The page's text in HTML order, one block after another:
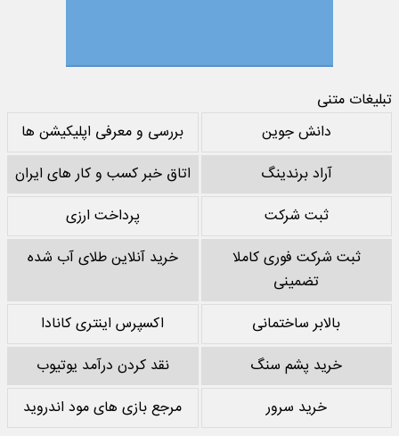
تبلیغات متنی
دانش جوین
بررسی و معرفی اپلیکیشن ها
آراد برندینگ
اتاق خبر کسب و کار های ایران
ثبت شرکت
پرداخت ارزی
ثبت شرکت فوری کاملا
تضمینی
خرید آنلاین طلای آب شده
بالابر ساختمانی
اکسپرس اینتری کانادا
خرید پشم سنگ
نقد کردن درآمد یوتیوب
خرید سرور
مرجع بازی های مود اندروید